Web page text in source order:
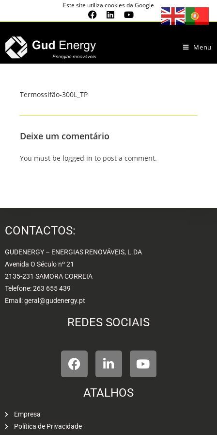
Este site utiliza cookies da Google
Menu
Termossifão-300L_TP
Deixe um comentário
You must be logged in to post a comment.
CONTACTOS:
GUDENERGY – ENERGIAS RENOVÁVEIS, L.DA
Avenida O Século nº 21
2135-231 SAMORA CORREIA
Telefone: 263 655 439
Email: geral@gudenergy.pt
REDES SOCIAIS
ATALHOS
Empresa
Política de Privacidade